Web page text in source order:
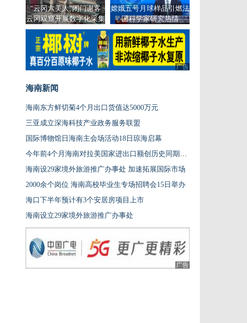
“云冈六美人”闭门谢客
云冈双窟开展数字化采集
嫦娥五号月球样品引燃法
国科学家研究热情
广告
海南新闻
海南东方鲜切菊4个月出口货值达5000万元
三亚成立深海科技产业政务服务联盟
国际博物馆日海南主会场活动18日琼海启幕
今年前4个月海南对拉美国家进出口额创历史同期新高
海南设29家境外旅游推广办事处 加速拓展国际市场
2000余个岗位 海南高校毕业生专场招聘会15日举办
海口下半年预计有3个安居房项目上市
海南设立29家境外旅游推广办事处
广告